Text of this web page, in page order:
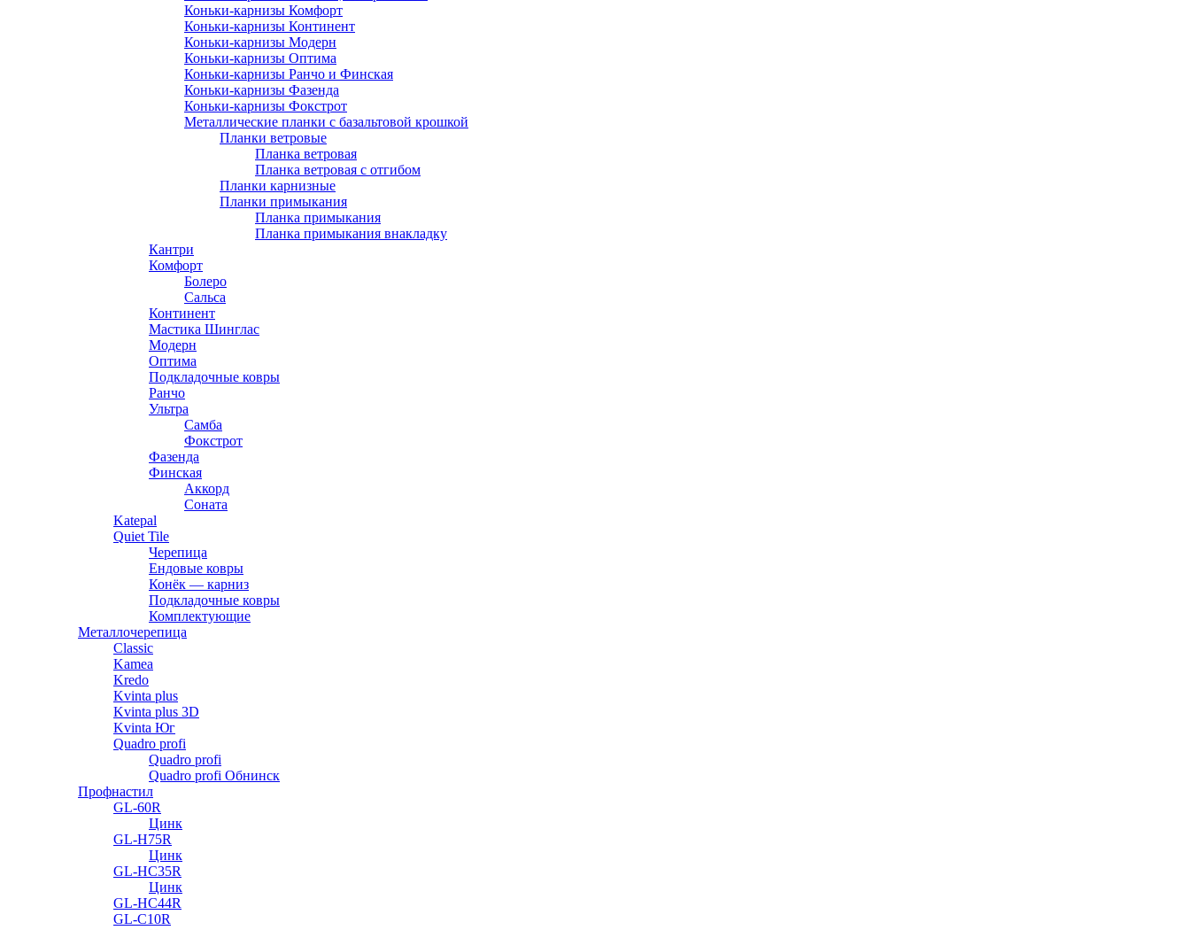
Коньки-карнизы Комфорт
Коньки-карнизы Континент
Коньки-карнизы Модерн
Коньки-карнизы Оптима
Коньки-карнизы Ранчо и Финская
Коньки-карнизы Фазенда
Коньки-карнизы Фокстрот
Металлические планки с базальтовой крошкой
Планки ветровые
Планка ветровая
Планка ветровая с отгибом
Планки карнизные
Планки примыкания
Планка примыкания
Планка примыкания внакладку
Кантри
Комфорт
Болеро
Сальса
Континент
Мастика Шинглас
Модерн
Оптима
Подкладочные ковры
Ранчо
Ультра
Самба
Фокстрот
Фазенда
Финская
Аккорд
Соната
Katepal
Quiet Tile
Черепица
Ендовые ковры
Конёк — карниз
Подкладочные ковры
Комплектующие
Металлочерепица
Classic
Kamea
Kredo
Kvinta plus
Kvinta plus 3D
Kvinta Юг
Quadro profi
Quadro profi
Quadro profi Обнинск
Профнастил
GL-60R
Цинк
GL-H75R
Цинк
GL-HC35R
Цинк
GL-HC44R
GL-С10R